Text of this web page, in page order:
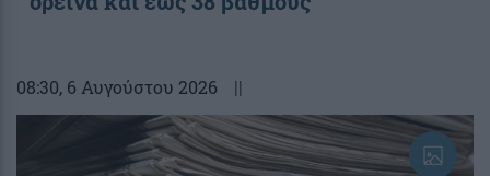
08:30, 6 Αυγούστου 2026 ||